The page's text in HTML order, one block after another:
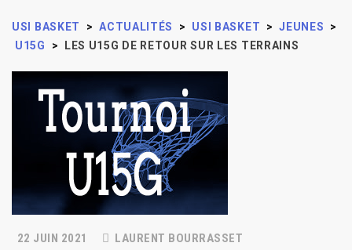
USI BASKET > ACTUALITÉS > USI BASKET > JEUNES
>
U15G
> LES U15G DE RETOUR SUR LES TERRAINS
22 JUIN 2021 LAURENT BOURRASSET